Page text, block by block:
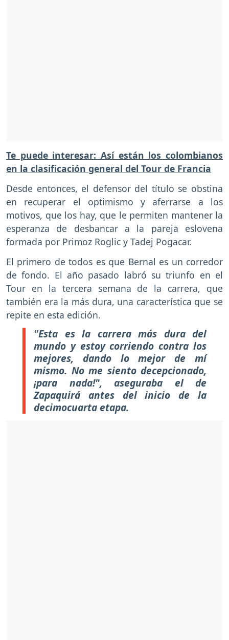
Te puede interesar: Así están los colombianos
en la clasificación general del Tour de Francia
Desde entonces, el defensor del título se obstina
en recuperar el optimismo y aferrarse a los
motivos, que los hay, que le permiten mantener la
esperanza de desbancar a la pareja eslovena
formada por Primoz Roglic y Tadej Pogacar.
El primero de todos es que Bernal es un corredor
de fondo. El año pasado labró su triunfo en el
Tour en la tercera semana de la carrera, que
también era la más dura, una característica que se
repite en esta edición.
"Esta es la carrera más dura del
mundo y estoy corriendo contra los
mejores, dando lo mejor de mí
mismo. No me siento decepcionado,
¡para nada!", aseguraba el de
Zapaquirá antes del inicio de la
decimocuarta etapa.